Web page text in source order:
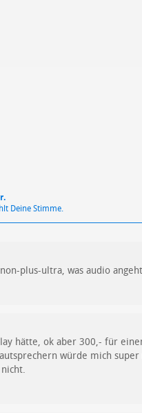
Deine Stimme.
plus-ultra, was audio
hätte, ok aber 300,- für
würde mich